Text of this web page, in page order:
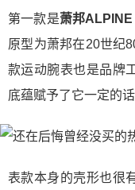
第一款是萧邦
原型为萧邦在20世纪
款运动腕表也是品牌
底蕴赋予了它一定的话
表款本身的壳形也很